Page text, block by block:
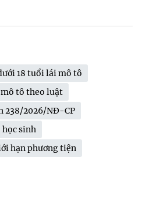
18 tuổi lái mô tô
mô tô theo luật
238/2026/NĐ-CP
học sinh
hạn phương tiện